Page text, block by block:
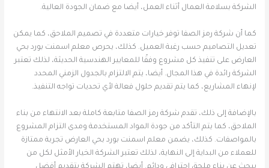
الشركة بسلامة العمال أثناء العمل، أيضا مع ضمان الجودة العالية.
كما أن شركة رمز الصفا توفر خيارات متعددة في تصميم الملاحق، كما يمكن
تعديل التصاميم حسب رغبة العميل. كذلك، يحرص معلم اسمنت بورد بحي
العارض على تنفيذ كل مشروع وفقًا للمعايير الهندسية الحديثة، لذلك تعتبر
الشركة رائدة في هذا المجال. أيضا، يتم الالتزام بالجدول الزمني المحدد
لإنهاء المشاريع، كما يتم تقديم حلول فعالة لأي تحديات تواجه التنفيذ.
بالإضافة إلى ذلك، تقدم شركة رمز الصفا متابعة كاملة بعد الانتهاء من بناء
الملاحق، كما يتم التأكد من جودة المواد المستخدمة ومدى التزام المشروع
بالمواصفات. كذلك، يضمن معلم اسمنت بورد بحي العارض تجربة ممتازة
للعملاء من البداية إلى النهاية، لذلك تعتبر الشركة الخيار الأمثل لكل من